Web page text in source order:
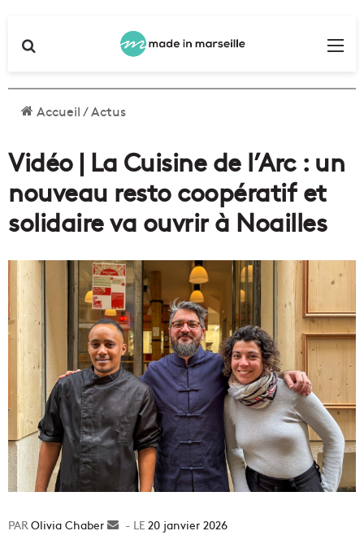
Accueil/Actus
Vidéo | La Cuisine de l’Arc : un
nouveau resto coopératif et
solidaire va ouvrir à Noailles
Olivia Chaber
Envoyer20 janvier 2026